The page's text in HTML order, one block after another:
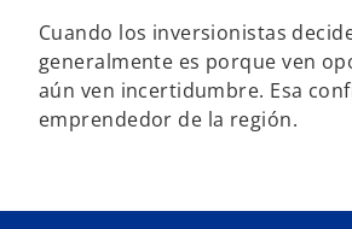
Cuando los inversionistas
generalmente es porque ven
aún ven incertidumbre. Esa
emprendedor de la región.